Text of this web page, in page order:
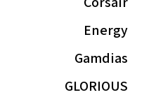
Energy
Gamdias
GLORIOUS